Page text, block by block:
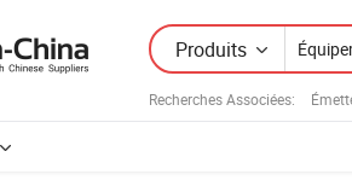
Produits
Recherches Associées: